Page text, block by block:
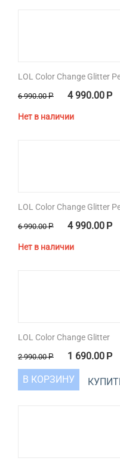
LOL Color Change Glitter
6 990.00 Р 4 990.00 Р
Нет в наличии
LOL Color Change Glitter
6 990.00 Р 4 990.00 Р
Нет в наличии
LOL Color Change Glitter
2 990.00 Р 1 690.00 Р
В КОРЗИНУ